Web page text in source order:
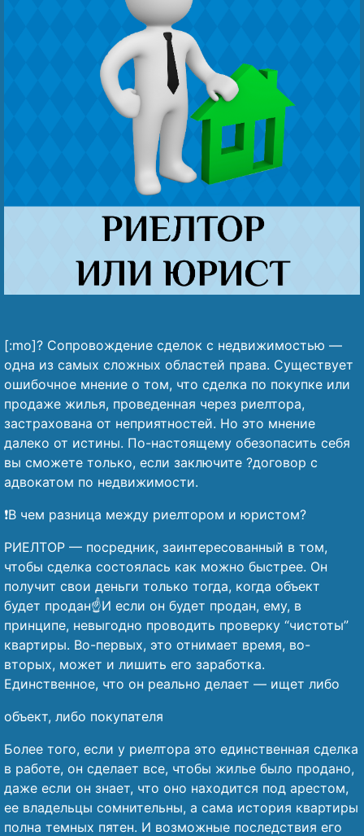
Видео о нас
[:mo]?️ Сопровождение сделок с недвижимостью —
одна из самых сложных областей права. Существует
ошибочное мнение о том, что сделка по покупке или
продаже жилья, проведенная через риелтора,
застрахована от неприятностей. Но это мнение
далеко от истины. По-настоящему обезопасить себя
вы сможете только, если заключите ?договор с
адвокатом по недвижимости.
❗В чем разница между риелтором и юристом?
РИЕЛТОР — посредник, заинтересованный в том,
чтобы сделка состоялась как можно быстрее. Он
получит свои деньги только тогда, когда объект
будет продан☝️И если он будет продан, ему, в
принципе, невыгодно проводить проверку “чистоты”
квартиры. Во-первых, это отнимает время, во-
вторых, может и лишить его заработка.
Единственное, что он реально делает — ищет либо
объект, либо покупателя
Более того, если у риелтора это единственная сделка
в работе, он сделает все, чтобы жилье было продано,
даже если он знает, что оно находится под арестом,
ее владельцы сомнительны, а сама история квартиры
полна темных пятен. И возможные последствия его